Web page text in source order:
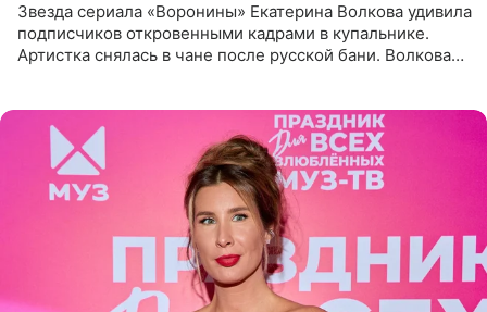
Звезда сериала «Воронины» Екатерина Волкова удивила
подписчиков откровенными кадрами в купальнике.
Артистка снялась в чане после русской бани. Волкова